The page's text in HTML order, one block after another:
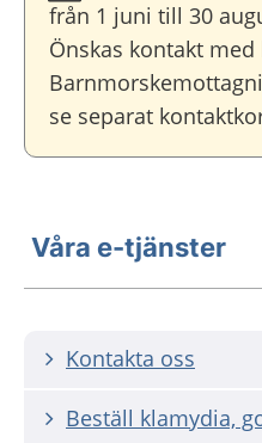
från 1 juni till 30
Önskas kontakt
se separat
Våra e-tjänster
Kontakta oss
Beställ klamydia,